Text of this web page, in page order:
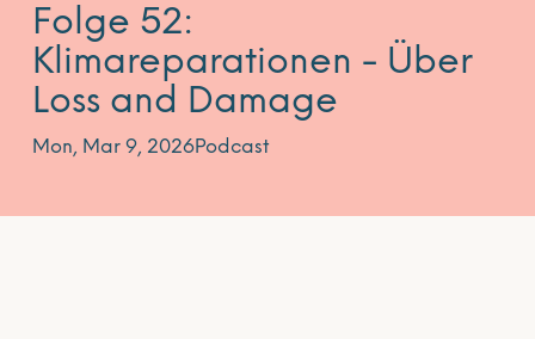
Folge 52:
Klimareparationen - Über
Loss and Damage
Mon, Mar 9, 2026Podcast